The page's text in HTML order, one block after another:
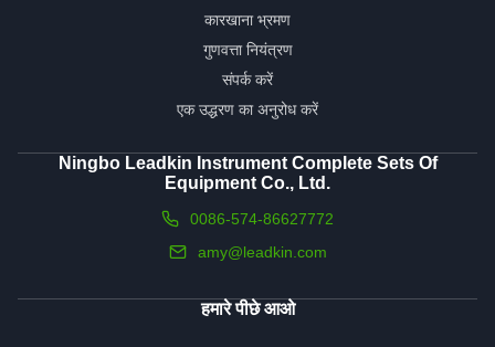
कारखाना भ्रमण
गुणवत्ता नियंत्रण
संपर्क करें
एक उद्धरण का अनुरोध करें
Ningbo Leadkin Instrument Complete Sets Of
Equipment Co., Ltd.
0086-574-86627772
amy@leadkin.com
हमारे पीछे आओ